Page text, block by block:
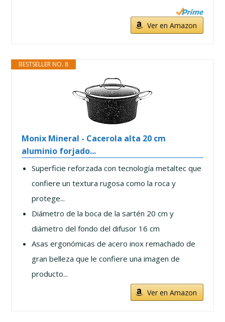
Ver en Amazon
BESTSELLER NO. 8
Monix Mineral - Cacerola alta 20 cm
aluminio forjado...
Superficie reforzada con tecnología metaltec que
confiere un textura rugosa como la roca y
protege...
Diámetro de la boca de la sartén 20 cm y
diámetro del fondo del difusor 16 cm
Asas ergonómicas de acero inox remachado de
gran belleza que le confiere una imagen de
producto...
Ver en Amazon